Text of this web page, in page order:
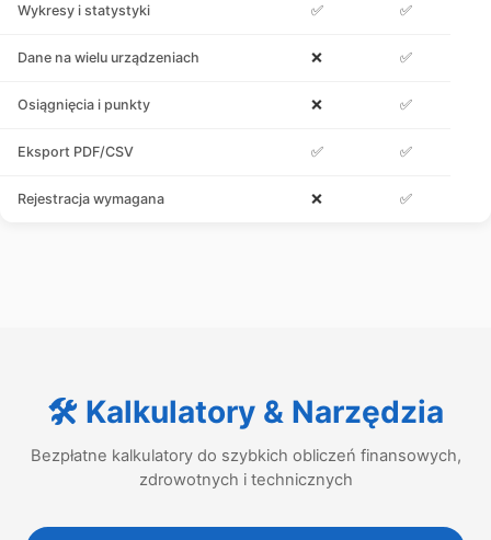
Wykresy i statystyki ✅ ✅
Dane na wielu urządzeniach ❌ ✅
Osiągnięcia i punkty ❌ ✅
Eksport PDF/CSV ✅ ✅
Rejestracja wymagana ❌ ✅
🛠️ Kalkulatory & Narzędzia
Bezpłatne kalkulatory do szybkich obliczeń finansowych,
zdrowotnych i technicznych